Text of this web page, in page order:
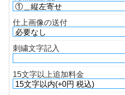
仕上画像の送付
刺繍文字記入
15文字以上追加料金